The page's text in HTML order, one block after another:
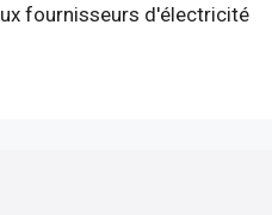
fournisseurs d'électricité